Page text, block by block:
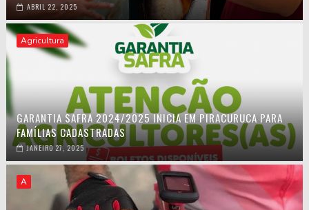
ABRIL 22, 2025
Agricultura
GARANTIA SAFRA 2024/2025 INICIA EM PIRACURUCA PARA
FAMÍLIAS CADASTRADAS
JANEIRO 27, 2025
A